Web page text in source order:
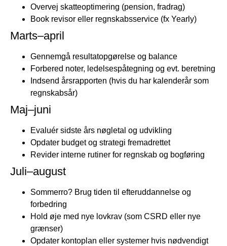
Overvej skatteoptimering (pension, fradrag)
Book revisor eller regnskabsservice (fx Yearly)
Marts–april
Gennemgå resultatopgørelse og balance
Forbered noter, ledelsespåtegning og evt. beretning
Indsend årsrapporten (hvis du har kalenderår som
regnskabsår)
Maj–juni
Evaluér sidste års nøgletal og udvikling
Opdater budget og strategi fremadrettet
Revider interne rutiner for regnskab og bogføring
Juli–august
Sommerro? Brug tiden til efteruddannelse og
forbedring
Hold øje med nye lovkrav (som CSRD eller nye
grænser)
Opdater kontoplan eller systemer hvis nødvendigt